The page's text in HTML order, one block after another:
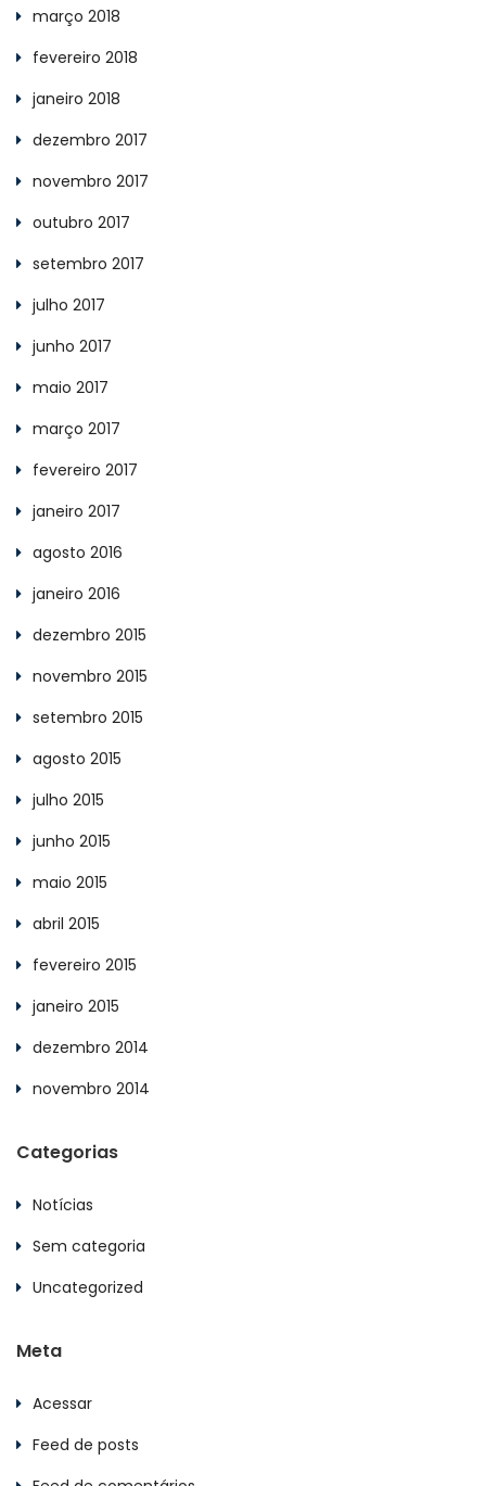
março 2018
fevereiro 2018
janeiro 2018
dezembro 2017
novembro 2017
outubro 2017
setembro 2017
julho 2017
junho 2017
maio 2017
março 2017
fevereiro 2017
janeiro 2017
agosto 2016
janeiro 2016
dezembro 2015
novembro 2015
setembro 2015
agosto 2015
julho 2015
junho 2015
maio 2015
abril 2015
fevereiro 2015
janeiro 2015
dezembro 2014
novembro 2014
Categorias
Notícias
Sem categoria
Uncategorized
Meta
Acessar
Feed de posts